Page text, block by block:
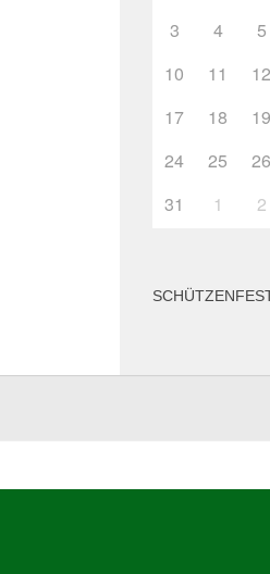
3
4 5
10
11 12
17
18 19
24
25 26
31
1 2